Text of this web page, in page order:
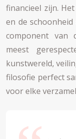
financieel zijn.
en de
component van
meest
kunstwereld,
filosofie perfect
voor elke